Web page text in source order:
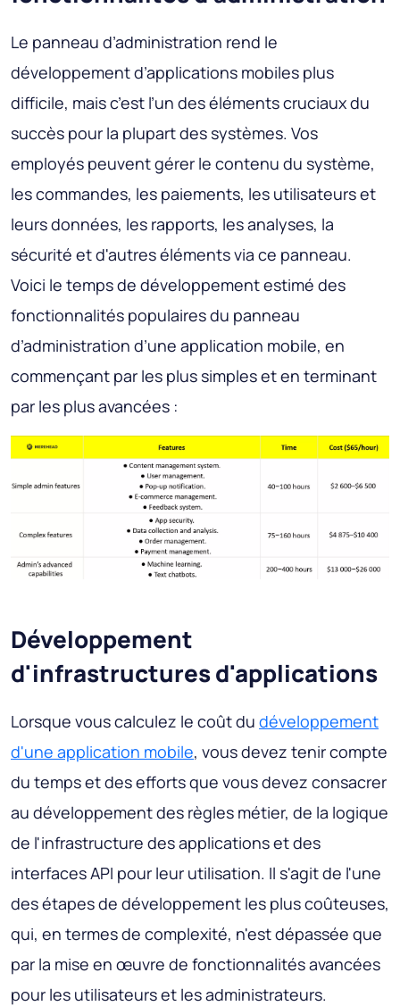
Le panneau d’administration rend le
développement d’applications mobiles plus
difficile, mais c’est l’un des éléments cruciaux du
succès pour la plupart des systèmes. Vos
employés peuvent gérer le contenu du système,
les commandes, les paiements, les utilisateurs et
leurs données, les rapports, les analyses, la
sécurité et d'autres éléments via ce panneau.
Voici le temps de développement estimé des
fonctionnalités populaires du panneau
d’administration d’une application mobile, en
commençant par les plus simples et en terminant
par les plus avancées :
Développement
d'infrastructures d'applications
Lorsque vous calculez le coût du développement
d'une application mobile, vous devez tenir compte
du temps et des efforts que vous devez consacrer
au développement des règles métier, de la logique
de l'infrastructure des applications et des
interfaces API pour leur utilisation. Il s'agit de l'une
des étapes de développement les plus coûteuses,
qui, en termes de complexité, n'est dépassée que
par la mise en œuvre de fonctionnalités avancées
pour les utilisateurs et les administrateurs.